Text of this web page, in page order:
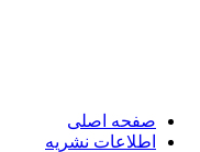
صفحه اصلی
اطلاعات نشریه